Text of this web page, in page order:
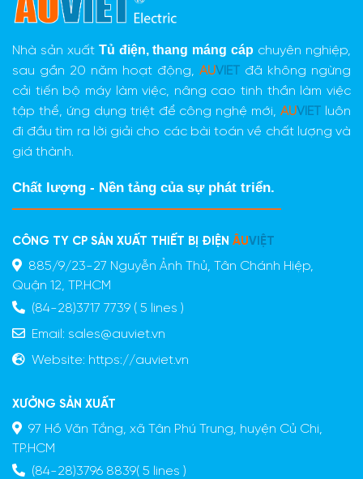
Nhà sản xuất Tủ điện,thang máng cáp chuyên nghiệp,
sau gần 20 năm hoạt động, AUVIET đã không ngừng
cải tiến bộ máy làm việc, nâng cao tinh thần làm việc
tập thể, ứng dụng triệt để công nghệ mới,AUVIET luôn
đi đầu tìm ra lời giải cho các bài toán về chất lượng và
giá thành.
Chất lượng - Nền tảng của sự phát triển.
CÔNG TY CP SẢN XUẤT THIẾT BỊ ĐIỆN ÂUVIỆT
885/9/23-27 Nguyễn Ảnh Thủ, Tân Chánh Hiệp,
Quận 12, TP.HCM
(84-28)3717 7739 ( 5 lines )
Email: sales@auviet.vn
Website: https://auviet.vn
XƯỞNG SẢN XUẤT
97 Hồ Văn Tắng, xã Tân Phú Trung, huyện Củ Chi,
TP.HCM
(84-28)3796 8839( 5 lines )